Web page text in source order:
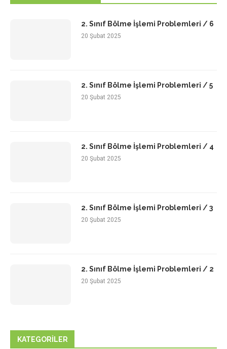
2. Sınıf Bölme İşlemi Problemleri / 6
20 Şubat 2025
2. Sınıf Bölme İşlemi Problemleri / 5
20 Şubat 2025
2. Sınıf Bölme İşlemi Problemleri / 4
20 Şubat 2025
2. Sınıf Bölme İşlemi Problemleri / 3
20 Şubat 2025
2. Sınıf Bölme İşlemi Problemleri / 2
20 Şubat 2025
KATEGORILER